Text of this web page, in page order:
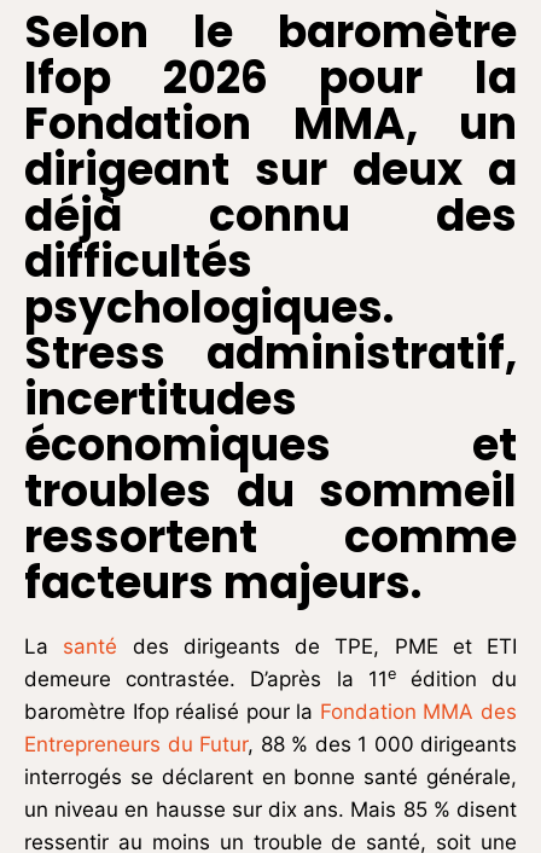
Selon le baromètre
Ifop 2026 pour la
Fondation MMA, un
dirigeant sur deux a
déjà connu des
difficultés
psychologiques.
Stress administratif,
incertitudes
économiques et
troubles du sommeil
ressortent comme
facteurs majeurs.
La santé des dirigeants de TPE, PME et ETI
demeure contrastée. D’après la 11eédition du
baromètre Ifop réalisé pour la Fondation MMA des
Entrepreneurs du Futur, 88 % des 1 000 dirigeants
interrogés se déclarent en bonne santé générale,
un niveau en hausse sur dix ans. Mais 85 % disent
ressentir au moins un trouble de santé, soit une